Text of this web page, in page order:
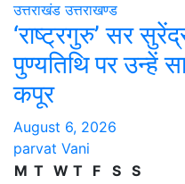
उत्तराखंड उत्तराखण्ड
‘राष्ट्रगुरु’ सर
पुण्यतिथि पर उन्हें
कपूर
August 6, 2026
parvat Vani
M T W T F S S